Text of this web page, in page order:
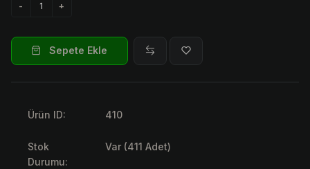
Sepete Ekle
Ürün ID: 410
Stok
Durumu:
Var (411 Adet)